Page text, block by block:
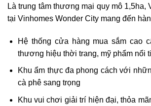
Là trung tâm thương mại quy mô 1,5ha,
tại Vinhomes Wonder City mang đến
Hệ thống cửa hàng mua sắm cao
thương hiệu thời trang, mỹ phẩm nổi
Khu ẩm thực đa phong cách với
cà phê sang trọng
Khu vui chơi giải trí hiện đại, thỏa